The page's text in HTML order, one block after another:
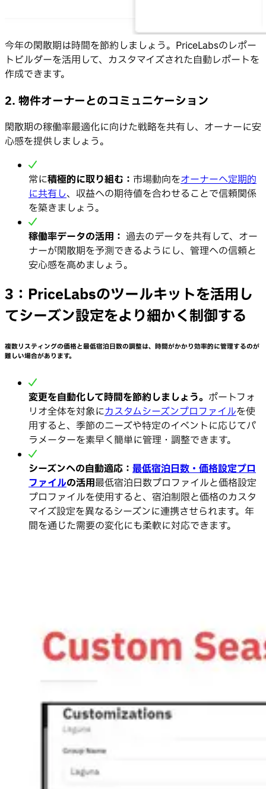
今年の閑散期は時間を節約しましょう。PriceLabsのレポー
トビルダーを活用して、カスタマイズされた自動レポートを
作成できます。
2. 物件オーナーとのコミュニケーション
閑散期の稼働率最適化に向けた戦略を共有し、オーナーに安
心感を提供しましょう。
常に積極的に取り組む： 市場動向をオーナーへ定期的
に共有し、収益への期待値を合わせることで信頼関係
を築きましょう。
稼働率データの活用： 過去のデータを共有して、オー
ナーが閑散期を予測できるようにし、管理への信頼と
安心感を高めましょう。
3：PriceLabsのツールキットを活用し
てシーズン設定をより細かく制御する
複数リスティングの価格と最低宿泊日数の調整は、時間がかかり効率的に管理するのが
難しい場合があります。
変更を自動化して時間を節約しましょう。 ポートフォ
リオ全体を対象にカスタムシーズンプロファイルを使
用すると、季節のニーズや特定のイベントに応じてパ
ラメーターを素早く簡単に管理・調整できます。
シーズンへの自動適応： 最低宿泊日数・価格設定プロ
ファイルの活用最低宿泊日数プロファイルと価格設定
プロファイルを使用すると、宿泊制限と価格のカスタ
マイズ設定を異なるシーズンに連携させられます。年
間を通じた需要の変化にも柔軟に対応できます。